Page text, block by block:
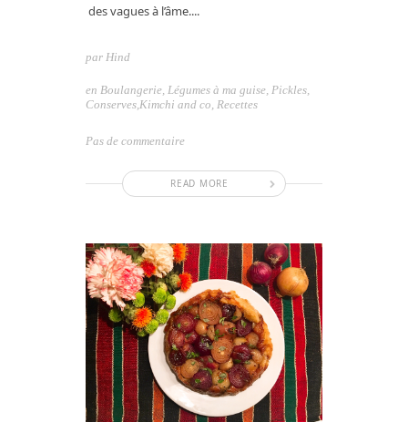
des vagues à l’âme....
READ MORE
par Hind
en Boulangerie, Légumes à ma guise, Pickles,
Conserves,Kimchi and co, Recettes
Pas de commentaire